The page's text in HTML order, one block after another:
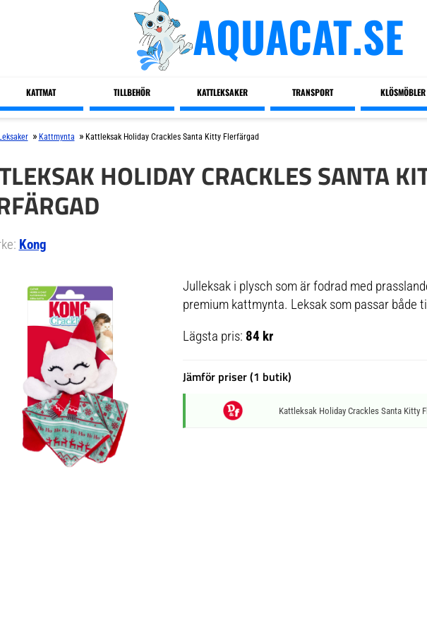
AQUACAT.SE
KATTMAT TILLBEHÖR KATTLEKSAKER TRANSPORT KLÖSMÖBLER
Leksaker » Kattmynta » Kattleksak Holiday Crackles Santa Kitty Flerfärgad
HOLIDAY CRACKLES SANTA
Kong
Julleksak i plysch som är fodrad med
premium kattmynta. Leksak som passar både
Lägsta pris: 84 kr
Jämför priser (1 butik)
Kattleksak Holiday Crackles Santa Kitty